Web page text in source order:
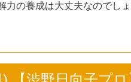
力の養成は大丈夫なのでしょ